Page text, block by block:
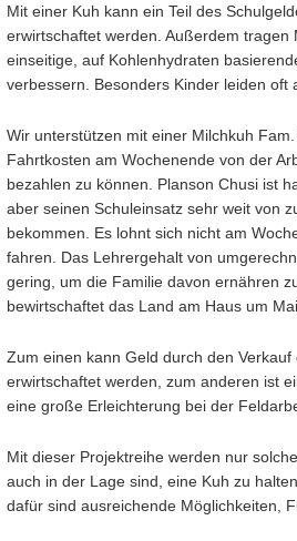
Mit einer Kuh kann ein Teil des
erwirtschaftet werden. Außerdem tragen
einseitige, auf Kohlenhydraten
verbessern. Besonders Kinder leiden oft
Wir unterstützen mit einer Milchkuh
Fahrtkosten am Wochenende von der
bezahlen zu können. Planson Chusi ist
aber seinen Schuleinsatz sehr weit von
bekommen. Es lohnt sich nicht am
fahren. Das Lehrergehalt von
gering, um die Familie davon ernähren
bewirtschaftet das Land am Haus um
Zum einen kann Geld durch den
erwirtschaftet werden, zum anderen ist
eine große Erleichterung bei der
Mit dieser Projektreihe werden nur
auch in der Lage sind, eine Kuh zu
dafür sind ausreichende Möglichkeiten,